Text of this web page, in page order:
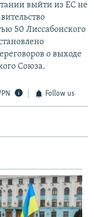
выйти из ЕС не
50 Лиссабонского
о выходе
Союза.
Follow us